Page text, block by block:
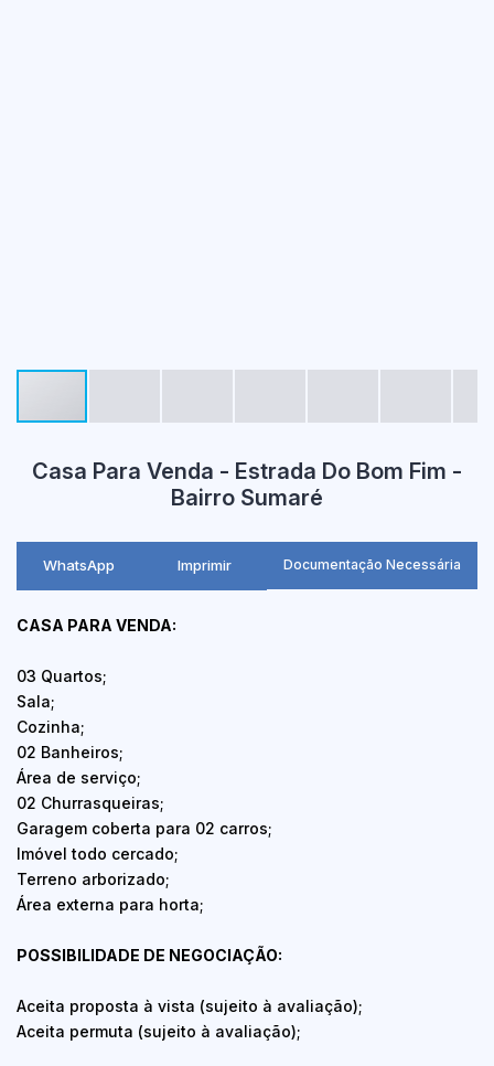
Casa Para Venda - Estrada Do Bom Fim -
Bairro Sumaré
WhatsApp Imprimir Documentação Necessária
CASA PARA VENDA:
03 Quartos;
Sala;
Cozinha;
02 Banheiros;
Área de serviço;
02 Churrasqueiras;
Garagem coberta para 02 carros;
Imóvel todo cercado;
Terreno arborizado;
Área externa para horta;
POSSIBILIDADE DE NEGOCIAÇÃO:
Aceita proposta à vista (sujeito à avaliação);
Aceita permuta (sujeito à avaliação);